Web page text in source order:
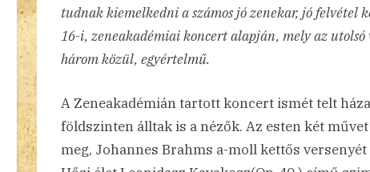
tudnak kiemelkedni a számos jó zenekar, jó felvétel
16-i, zeneakadémiai koncert alapján, mely az
három közül, egyértelmű.
A Zeneakadémián tartott koncert ismét telt
földszinten álltak is a nézők. Az esten két
meg, Johannes Brahms a-moll kettős